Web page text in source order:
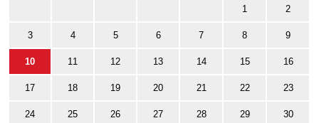
1 2
3 4 5 6 7 8 9
10 11 12 13 14 15 16
17 18 19 20 21 22 23
24 25 26 27 28 29 30